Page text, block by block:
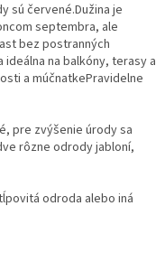
sú červené.Dužina je
septembra, ale
bez postranných
na balkóny, terasy a
a múčnatkePravidelne
pre zvýšenie úrody sa
rôzne odrody jabloní,
odroda alebo iná